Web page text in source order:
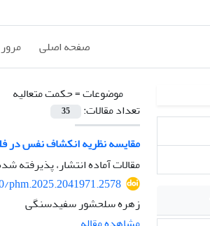
صفحه اصلی مرور
موضوعات =حکمت متعالیه
تعداد مقالات:
35
مقایسه نظریه انکشاف نفس در
مقالات آماده انتشار، پذیرفته
phm.2025.2041971.2578
زهره سلحشور سفیدسنگی